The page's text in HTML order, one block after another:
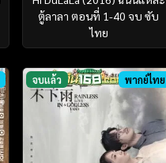
ตู้ลาลา ตอนที่ 1-40 จบ ซับ
ไทย
จบแล้ว พากย์ไทย